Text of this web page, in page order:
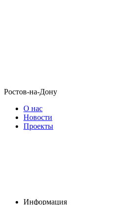
Ростов-на-Дону
О нас
Новости
Проекты
Информация